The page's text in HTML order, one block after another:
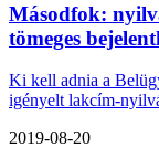
Másodfok:
tömeges
Ki kell adnia a
igényelt lakcím-
2019-08-20